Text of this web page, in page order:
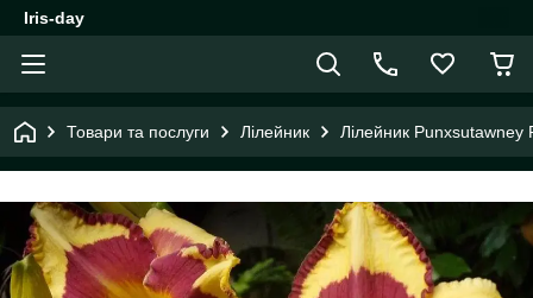
Iris-day
Товари та послуги Лілейник Лілейник